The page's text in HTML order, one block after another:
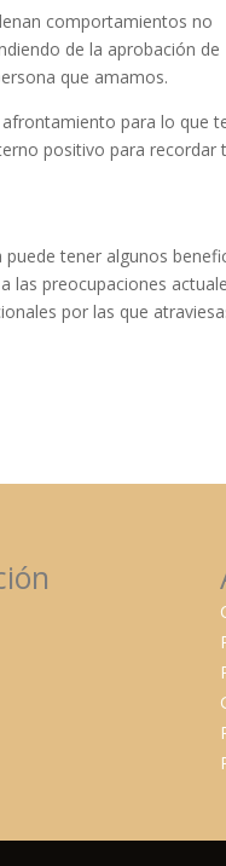
comportamientos no
de la aprobación de
que amamos.
para lo que
positivo para recordar
tener algunos
las preocupaciones
por las que